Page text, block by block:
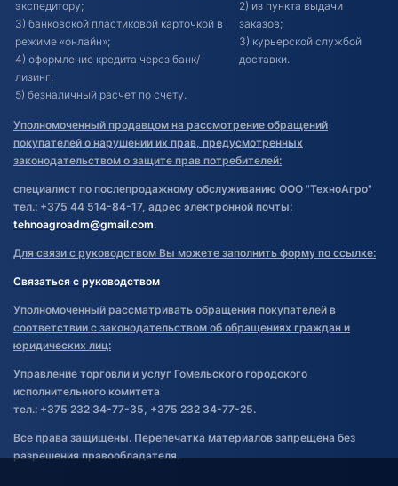
экспедитору;
3) банковской пластиковой карточкой в
режиме «онлайн»;
4) оформление кредита через банк/
лизинг;
5) безналичный расчет по счету.
2) из пункта выдачи
заказов;
3) курьерской службой
доставки.
Уполномоченный продавцом на рассмотрение обращений
покупателей о нарушении их прав, предусмотренных
законодательством о защите прав потребителей:
специалист по послепродажному обслуживанию ООО "ТехноАгро"
тел.: +375 44 514-84-17, адрес электронной почты:
tehnoagroadm@gmail.com.
Для связи с руководством Вы можете заполнить форму по ссылке:
Связаться с руководством
Уполномоченный рассматривать обращения покупателей в
соответствии с законодательством об обращениях граждан и
юридических лиц:
Управление торговли и услуг Гомельского городского
исполнительного комитета
тел.: +375 232 34-77-35, +375 232 34-77-25.
Все права защищены. Перепечатка материалов запрещена без
разрешения правообладателя.